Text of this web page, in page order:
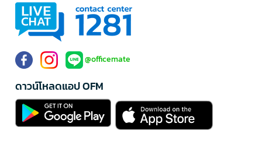
@officemate
ดาวน์โหลดแอป OFM